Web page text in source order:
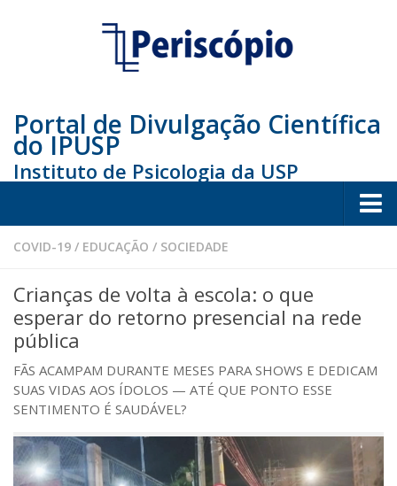
Portal de Divulgação Científica
do IPUSP
Instituto de Psicologia da USP
Home
Educação
Arte e Cultura
Bio
Saúde
Seções
Mural do IP
COVID-19 / EDUCAÇÃO / SOCIEDADE
Crianças de volta à escola: o que
esperar do retorno presencial na rede
pública
FÃS ACAMPAM DURANTE MESES PARA SHOWS E DEDICAM
SUAS VIDAS AOS ÍDOLOS — ATÉ QUE PONTO ESSE
SENTIMENTO É SAUDÁVEL?